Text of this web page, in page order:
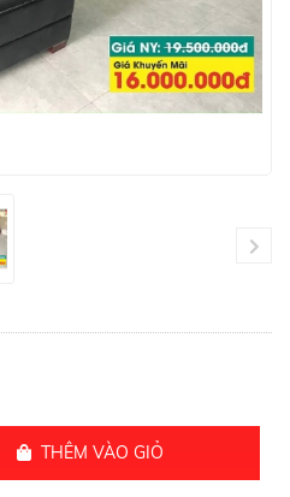
THÊM VÀO GIỎ